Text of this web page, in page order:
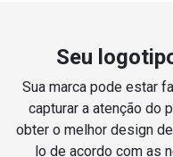
Seu
Sua marca pode estar
capturar a atenção do
obter o melhor design
lo de acordo com as